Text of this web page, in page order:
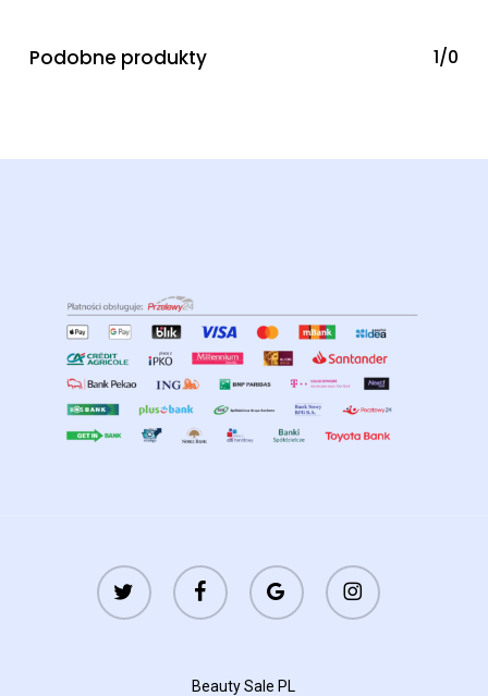
Podobne produkty 1/0
twitter facebook
google-
plus
instagram
Beauty Sale PL